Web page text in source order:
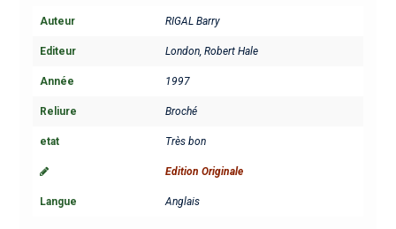
Auteur RIGAL Barry
Editeur London, Robert Hale
Année 1997
Reliure Broché
etat Très bon
Edition Originale
Langue Anglais